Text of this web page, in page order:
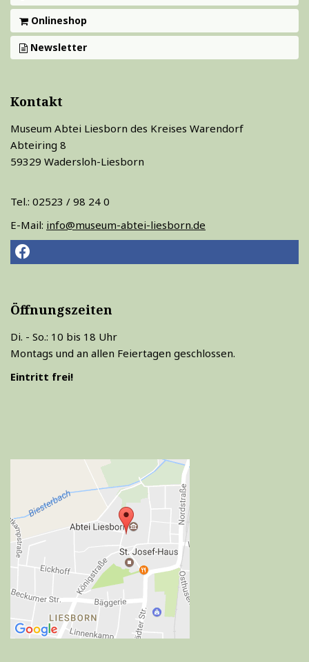
Onlineshop
Newsletter
Kontakt
Museum Abtei Liesborn des Kreises Warendorf
Abteiring 8
59329 Wadersloh-Liesborn
Tel.: 02523 / 98 24 0
E-Mail: info@museum-abtei-liesborn.de
Öffnungszeiten
Di. - So.: 10 bis 18 Uhr
Montags und an allen Feiertagen geschlossen.
Eintritt frei!